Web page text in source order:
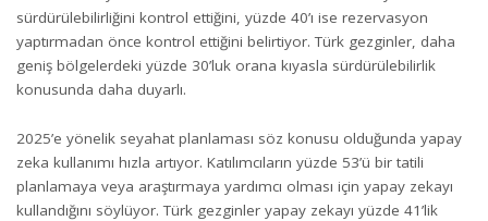
sürdürülebilirliğini kontrol ettiğini, yüzde 40’ı ise rezervasyon
yaptırmadan önce kontrol ettiğini belirtiyor. Türk gezginler, daha
geniş bölgelerdeki yüzde 30’luk orana kıyasla sürdürülebilirlik
konusunda daha duyarlı.
2025’e yönelik seyahat planlaması söz konusu olduğunda yapay
zeka kullanımı hızla artıyor. Katılımcıların yüzde 53’ü bir tatili
planlamaya veya araştırmaya yardımcı olması için yapay zekayı
kullandığını söylüyor. Türk gezginler yapay zekayı yüzde 41’lik